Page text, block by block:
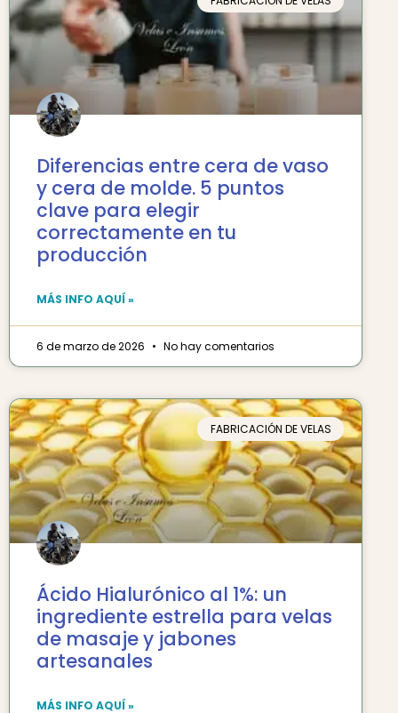
Diferencias entre cera de vaso
y cera de molde. 5 puntos
clave para elegir
correctamente en tu
producción
MÁS INFO AQUÍ »
6 de marzo de 2026 No hay comentarios
FABRICACIÓN DE VELAS
Ácido Hialurónico al 1%: un
ingrediente estrella para velas
de masaje y jabones
artesanales
MÁS INFO AQUÍ »